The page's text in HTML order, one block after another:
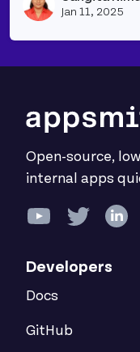
Jan 11, 2025
Open-source,
internal apps
Developers
Docs
GitHub